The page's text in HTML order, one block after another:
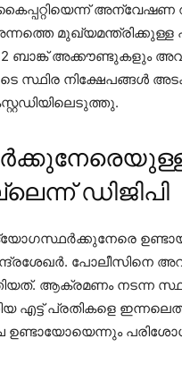
അന്വേഷണ
മുഖ്യമന്ത്രിക്കുള്ള
ബാങ്ക് അക്കൗണ്ടുകളും
സ്ഥിര നിക്ഷേപങ്ങള്‍
ഡിജിപി
പോലീസിനെ
ആക്രമണം നടന്ന
എട്ട് പ്രതികളെ